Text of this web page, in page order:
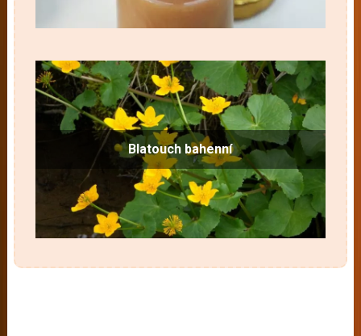
Blatouch bahenní